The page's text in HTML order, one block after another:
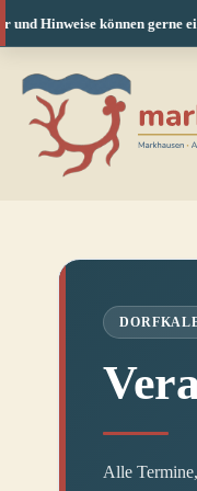
können gerne
Inhalt
springen
Alle